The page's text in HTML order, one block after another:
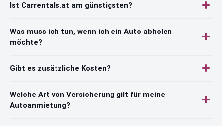
Ist Carrentals.at am günstigsten?
Was muss ich tun, wenn ich ein Auto abholen
möchte?
Gibt es zusätzliche Kosten?
Welche Art von Versicherung gilt für meine
Autoanmietung?